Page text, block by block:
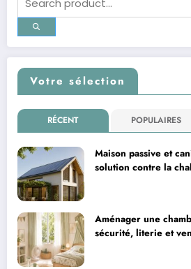
Votre sélection
RÉCENT POPULAIRES
Maison passive et
solution contre la
Aménager une
sécurité, literie et